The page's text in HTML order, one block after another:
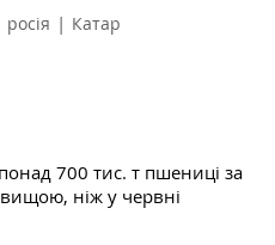
росія | Катар
700 тис. т пшениці за
ніж у червні